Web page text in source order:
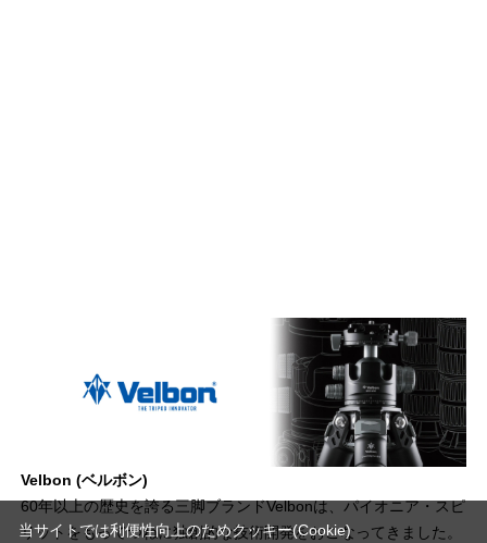
Velbon (ベルボン)
60年以上の歴史を誇る三脚ブランドVelbonは、パイオニア・スピ
リットをもってつねに独創的な技術開発をおこなってきました。
当サイトでは利便性向上のためクッキー(Cookie)